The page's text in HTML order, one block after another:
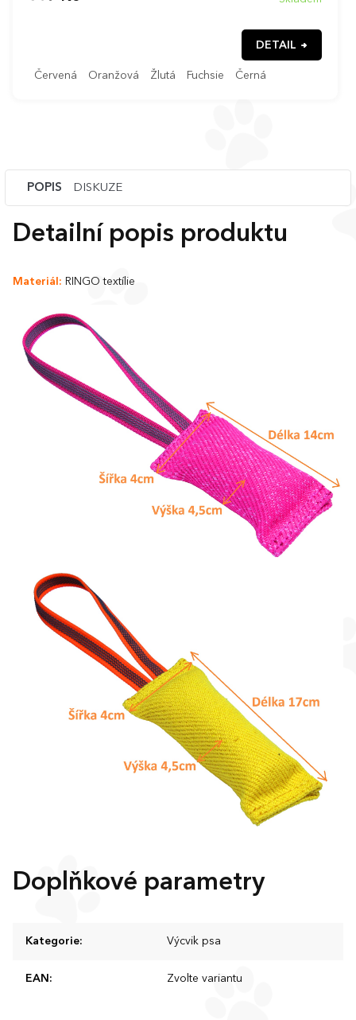
DETAIL
Červená Oranžová Žlutá Fuchsie Černá
POPIS DISKUZE
Detailní popis produktu
Materiál: RINGO textílie
Doplňkové parametry
Kategorie: Výcvik psa
EAN : Zvolte variantu